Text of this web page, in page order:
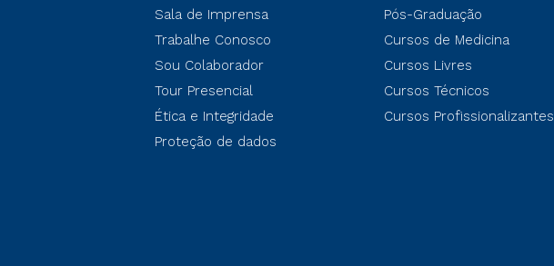
Sala de Imprensa
Trabalhe Conosco
Sou Colaborador
Tour Presencial
Ética e Integridade
Proteção de dados
Pós-Graduação
Cursos de Medicina
Cursos Livres
Cursos Técnicos
Cursos Profissionalizantes